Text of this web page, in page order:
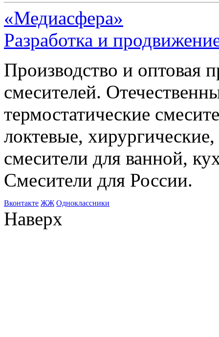
«Медиасфера»
Разработка и
Производство и оптовая
смесителей.
термостатические
локтевые,
смесители для ванной,
Смесители для России.
Bконтакте ЖЖ Одноклассники
Наверх